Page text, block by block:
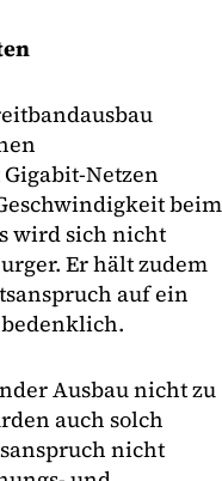
Netzen
beim
wird sich nicht
Er hält zudem
auf ein
Ausbau nicht zu
auch solch
nicht